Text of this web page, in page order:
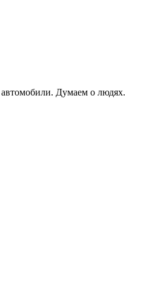
Думаем о людях.